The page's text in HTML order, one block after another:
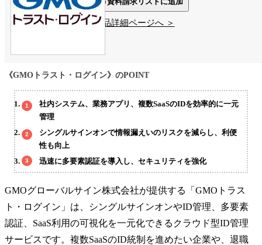
製品詳細ページへ ＞
《GMOトラスト・ログイン》のPOINT
社内システム、業務アプリ、複数SaaSのIDを効率的に一元
管理
シングルサインオンで情報漏えいのリスクを減らし、利便
性も向上
迅速に多要素認証を導入し、セキュリティを強化
GMOグローバルサイン株式会社が提供する「GMOトラス
ト・ログイン」は、シングルサインオンやID管理、多要素
認証、SaaS利用の可視化を一元化できるクラウド型ID管理
サービスです。複数SaaSのID統制を進めたい企業や、退職